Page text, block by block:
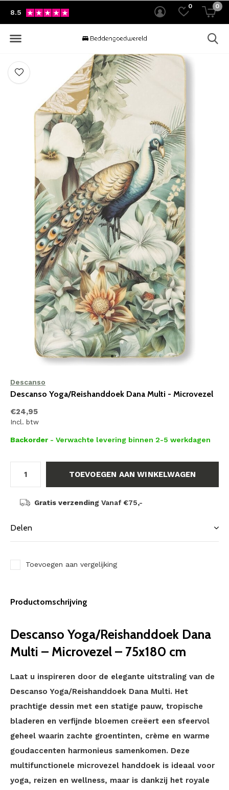
0 0
8.5
Descanso
Descanso Yoga/Reishanddoek Dana Multi - Microvezel
€24,95
Incl. btw
Backorder - Verwachte levering binnen 2-5 werkdagen
TOEVOEGEN AAN WINKELWAGEN
Gratis verzending Vanaf €75,-
Delen
Toevoegen aan vergelijking
Productomschrijving
Descanso Yoga/Reishanddoek Dana
Multi – Microvezel – 75x180 cm
Laat u inspireren door de elegante uitstraling van de
Descanso Yoga/Reishanddoek Dana Multi. Het
prachtige dessin met een statige pauw, tropische
bladeren en verfijnde bloemen creëert een sfeervol
geheel waarin zachte groentinten, crème en warme
goudaccenten harmonieus samenkomen. Deze
multifunctionele microvezel handdoek is ideaal voor
yoga, reizen en wellness, maar is dankzij het royale